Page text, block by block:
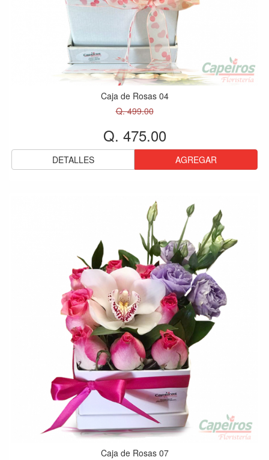
Caja de Rosas 04
Q. 499.00
Q. 475.00
DETALLES AGREGAR
Caja de Rosas 07